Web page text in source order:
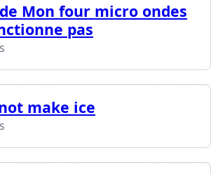
Mon four micro ondes
pas
make ice